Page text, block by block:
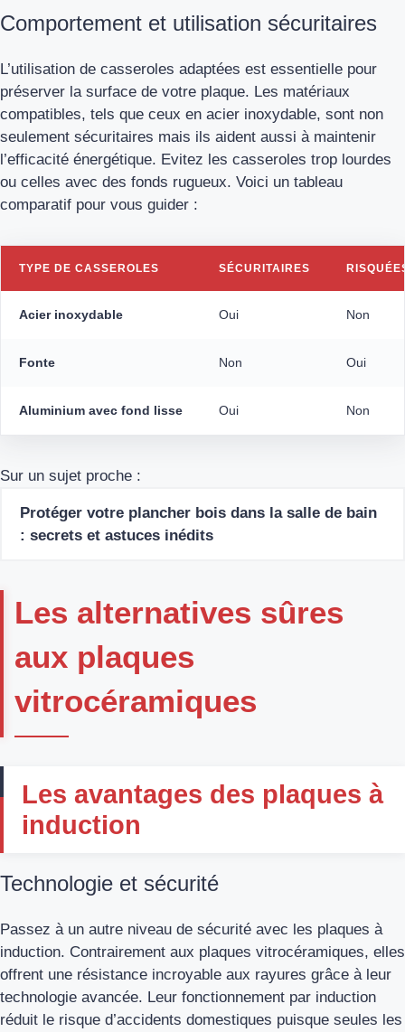
Comportement et utilisation sécuritaires
L’utilisation de casseroles adaptées est essentielle pour
préserver la surface de votre plaque. Les matériaux
compatibles, tels que ceux en acier inoxydable, sont non
seulement sécuritaires mais ils aident aussi à maintenir
l’efficacité énergétique. Evitez les casseroles trop lourdes
ou celles avec des fonds rugueux. Voici un tableau
comparatif pour vous guider :
TYPE DE CASSEROLES SÉCURITAIRES
Acier inoxydable Oui Non
Fonte Non Oui
Aluminium avec fond lisse Oui Non
Sur un sujet proche :
Protéger votre plancher bois dans la salle de bain
: secrets et astuces inédits
Les alternatives sûres
aux plaques
vitrocéramiques
Les avantages des plaques à
induction
Technologie et sécurité
Passez à un autre niveau de sécurité avec les plaques à
induction. Contrairement aux plaques vitrocéramiques, elles
offrent une résistance incroyable aux rayures grâce à leur
technologie avancée. Leur fonctionnement par induction
réduit le risque d’accidents domestiques puisque seules les